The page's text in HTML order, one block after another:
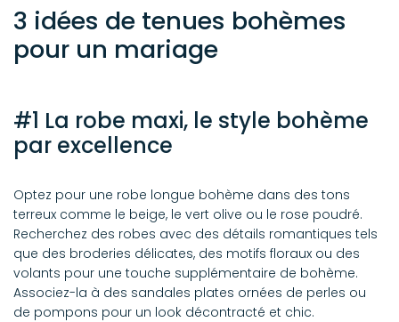
3 idées de tenues bohèmes
pour un mariage
#1 La robe maxi, le style bohème
par excellence
Optez pour une robe longue bohème dans des tons
terreux comme le beige, le vert olive ou le rose poudré.
Recherchez des robes avec des détails romantiques tels
que des broderies délicates, des motifs floraux ou des
volants pour une touche supplémentaire de bohème.
Associez-la à des sandales plates ornées de perles ou
de pompons pour un look décontracté et chic.